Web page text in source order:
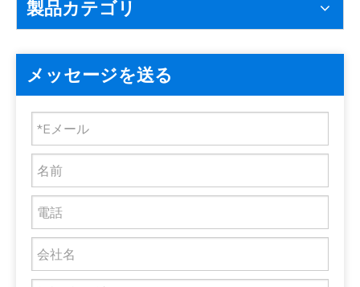
製品カテゴリ
メッセージを送る